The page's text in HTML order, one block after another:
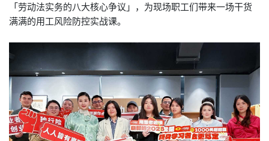
「劳动法实务的八大核心争议」，为现场职工们带来一场干货
满满的用工风险防控实战课。